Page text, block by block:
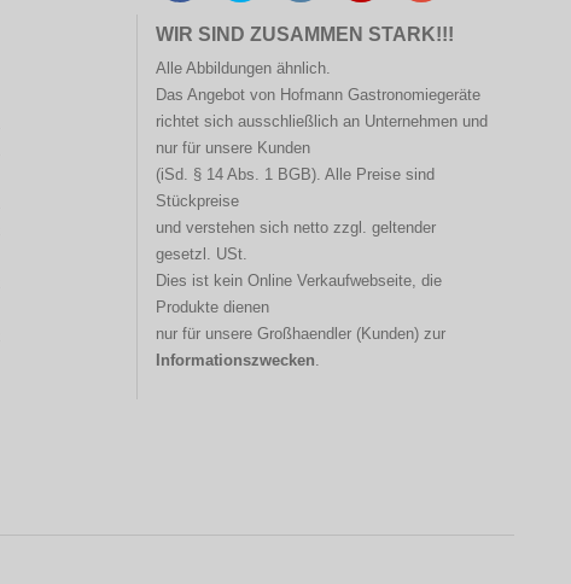
WIR SIND ZUSAMMEN STARK!!!
Alle Abbildungen ähnlich.
Das Angebot von Hofmann Gastronomiegeräte
richtet sich ausschließlich an Unternehmen und
nur für unsere Kunden
(iSd. § 14 Abs. 1 BGB). Alle Preise sind
Stückpreise
und verstehen sich netto zzgl. geltender
gesetzl. USt.
Dies ist kein Online Verkaufwebseite, die
Produkte dienen
nur für unsere Großhaendler (Kunden) zur
Informationszwecken.